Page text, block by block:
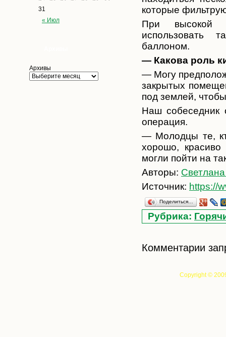
« Июл
31
Архивы
которые
При высокой
использовать
баллоном.
— Какова роль
— Могу
закрытых
под землей,
Наш собеседник
операция.
— Молодцы те,
хорошо,
могли пойти на
Авторы:
Источник: https://
Поделиться…
Рубрика:
Комментарии
Copyright ©